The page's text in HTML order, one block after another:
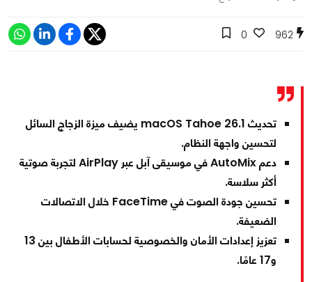
962
0
تحديث macOS Tahoe 26.1 يضيف ميزة الزجاج السائل
لتحسين واجهة النظام.
دعم AutoMix في موسيقى آبل عبر AirPlay لتجربة صوتية
أكثر سلاسة.
تحسين جودة الصوت في FaceTime خلال الاتصالات
الضعيفة.
تعزيز إعدادات الأمان والخصوصية لحسابات الأطفال بين 13
و17 عامًا.